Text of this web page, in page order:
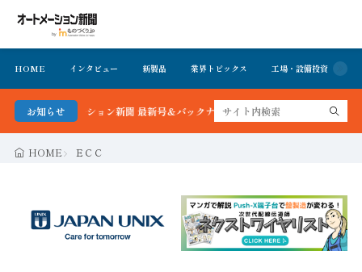
HOME インタビュー 新製品 業界トピックス 工場・設備投資
お知らせ
オートメーション新聞 最新号＆バックナンバーを無料で公開中 詳細はこちら
HOME ＥＣＣ